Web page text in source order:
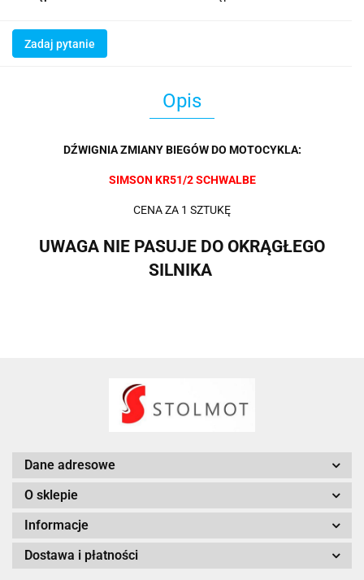
Zadaj pytanie
Opis
DŹWIGNIA ZMIANY BIEGÓW DO MOTOCYKLA:
SIMSON KR51/2 SCHWALBE
CENA ZA 1 SZTUKĘ
UWAGA NIE PASUJE DO OKRĄGŁEGO
SILNIKA
Dane adresowe
O sklepie
Informacje
Dostawa i płatności